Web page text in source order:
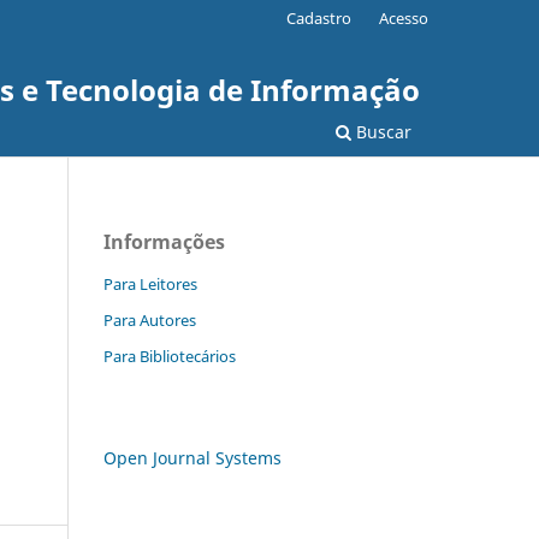
e Tecnologia de Informação
Buscar
Cadastro Acesso
Informações
Para Leitores
Para Autores
Para Bibliotecários
Open Journal Systems